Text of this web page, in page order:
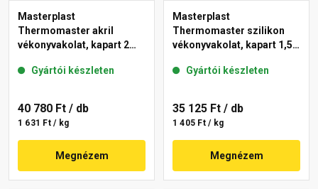
Masterplast
Thermomaster akril
vékonyvakolat, kapart 2
Gyártói készleten
40 780 Ft / db
1 631 Ft / kg
Megnézem
Masterplast
Thermomaster szilikon
vékonyvakolat, kapart 1,5
Gyártói készleten
35 125 Ft / db
1 405 Ft / kg
Megnézem